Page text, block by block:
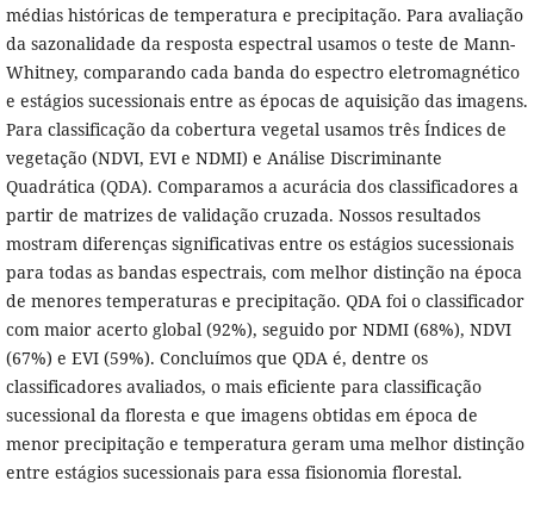
médias históricas de temperatura e precipitação. Para avaliação
da sazonalidade da resposta espectral usamos o teste de Mann-
Whitney, comparando cada banda do espectro eletromagnético
e estágios sucessionais entre as épocas de aquisição das imagens.
Para classificação da cobertura vegetal usamos três Índices de
vegetação (NDVI, EVI e NDMI) e Análise Discriminante
Quadrática (QDA). Comparamos a acurácia dos classificadores a
partir de matrizes de validação cruzada. Nossos resultados
mostram diferenças significativas entre os estágios sucessionais
para todas as bandas espectrais, com melhor distinção na época
de menores temperaturas e precipitação. QDA foi o classificador
com maior acerto global (92%), seguido por NDMI (68%), NDVI
(67%) e EVI (59%). Concluímos que QDA é, dentre os
classificadores avaliados, o mais eficiente para classificação
sucessional da floresta e que imagens obtidas em época de
menor precipitação e temperatura geram uma melhor distinção
entre estágios sucessionais para essa fisionomia florestal.